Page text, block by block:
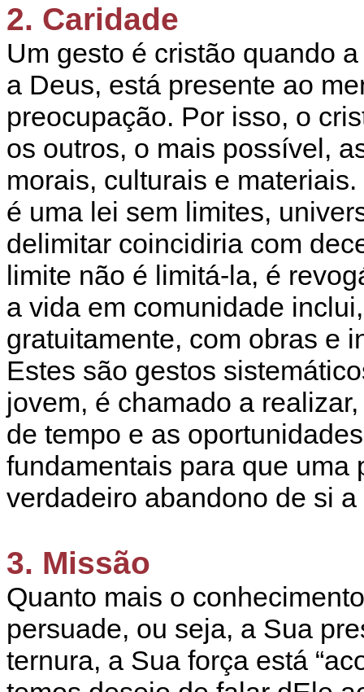
2. Caridade
Um gesto é cristão quando
a Deus, está presente ao
preocupação. Por isso, o
os outros, o mais possível,
morais, culturais e
é uma lei sem limites,
delimitar coincidiria com
limite não é limitá-la, é
a vida em comunidade
gratuitamente, com obras e
Estes são gestos
jovem, é chamado a
de tempo e as
fundamentais para que uma
verdadeiro abandono de si
3. Missão
Quanto mais o
persuade, ou seja, a Sua
ternura, a Sua força está